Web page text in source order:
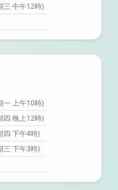
三 中午12時)
一 上午10時)
四 晚上12時)
四 下午4時)
三 下午3時)